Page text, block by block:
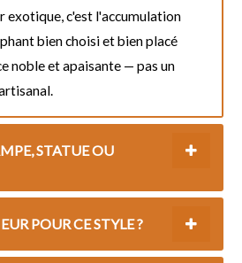
exotique, c'est l'accumulation
bien choisi et bien placé
noble et apaisante — pas un
STATUE OU
POUR CE STYLE ?